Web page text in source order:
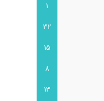
1
32
15
8
13